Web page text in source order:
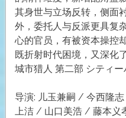
其身世与立场反转，侧面
外，委托人与反派更具复
心的官员，有被资本操控
既折射时代困境，又深化
城市猎人 第二部 シティ
导演: 儿玉兼嗣 / 今西隆
上洁 / 山口美浩 / 藤本义